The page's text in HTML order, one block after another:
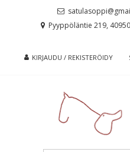
Pyyppöläntie 219,
KIRJAUDU / REKISTERÖIDY